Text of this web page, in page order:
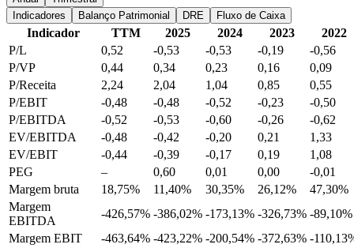
Indicadores
Balanço Patrimonial DRE Fluxo de Caixa
Indicador TTM 2025 2024 2023
2022
P/L
0,52 -0,53 -0,53 -0,19
-0,56
P/VP
0,44 0,34 0,23 0,16
0,09
P/Receita
2,24 2,04 1,04 0,85
0,55
P/EBIT
-0,48 -0,48 -0,52 -0,23
-0,50
P/EBITDA
-0,52 -0,53 -0,60 -0,26
-0,62
EV/EBITDA
-0,48 -0,42 -0,20 0,21
1,33
EV/EBIT
-0,44 -0,39 -0,17 0,19
1,08
PEG
– 0,60 0,01 0,00
-0,01
Margem bruta
18,75% 11,40% 30,35% 26,12%
47,30%
Margem
EBITDA
-426,57% -386,02% -173,13% -326,73% -89,10%
Margem EBIT
-463,64% -423,22% -200,54% -372,63% -